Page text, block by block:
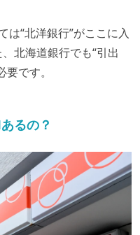
“北洋銀行”がここに入
北海道銀行でも“引出
です。
るの？